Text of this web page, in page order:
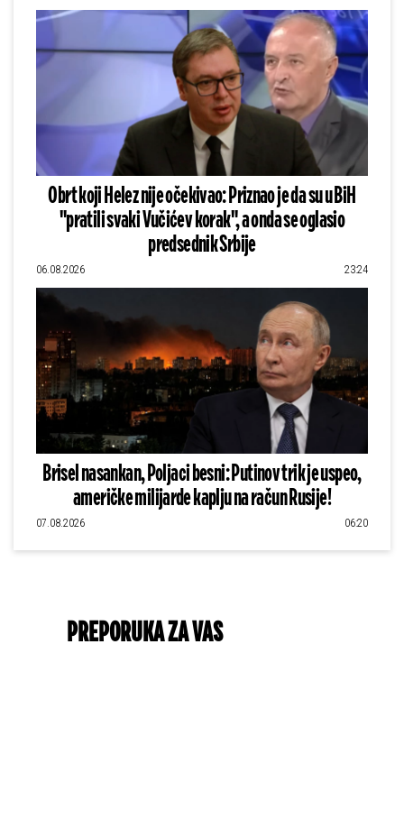
Obrt koji Helez nije očekivao: Priznao je da su u BiH
"pratili svaki Vučićev korak", a onda se oglasio
predsednik Srbije
06.08.2026 23:24
Brisel nasankan, Poljaci besni: Putinov trik je uspeo,
američke milijarde kaplju na račun Rusije!
07.08.2026 06:20
PREPORUKA ZA VAS